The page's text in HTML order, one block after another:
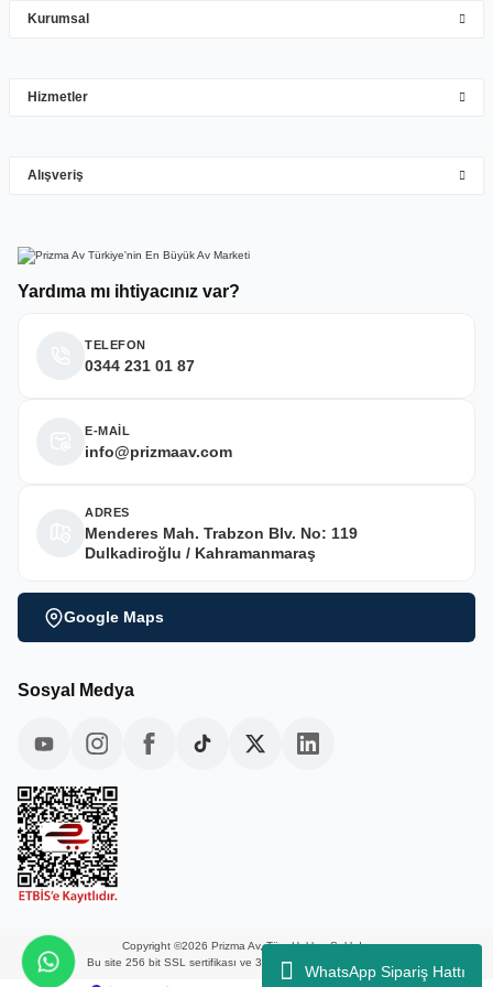
WhatsApp Sipariş Hattı
Deneyimini Paylaş
Yardıma mı ihtiyacınız var?
TELEFON
0344 231 01 87
E-MAİL
info@prizmaav.com
ADRES
Menderes Mah. Trabzon Blv. No: 119
Dulkadiroğlu / Kahramanmaraş
Google Maps
Kurumsal
Hizmetler
Alışveriş
Sosyal Medya
Copyright ©2026 Prizma Av, Tüm Hakları Saklıdır.
Bu site 256 bit SSL sertifikası ve 3D güvenlik ile korunmaktadır.